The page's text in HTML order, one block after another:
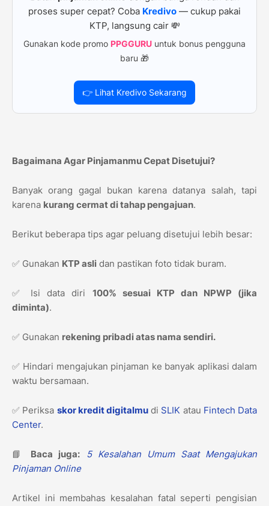
proses super cepat? Coba Kredivo — cukup pakai
KTP, langsung cair 💸
Gunakan kode promo PPGGURU untuk bonus pengguna
baru 🎁
👉 Lihat Kredivo Sekarang
Bagaimana Agar Pinjamanmu Cepat Disetujui?
Banyak orang gagal bukan karena datanya salah, tapi
karena kurang cermat di tahap pengajuan.
Berikut beberapa tips agar peluang disetujui lebih besar:
✅ Gunakan KTP asli dan pastikan foto tidak buram.
✅ Isi data diri 100% sesuai KTP dan NPWP (jika
diminta).
✅ Gunakan rekening pribadi atas nama sendiri.
✅ Hindari mengajukan pinjaman ke banyak aplikasi dalam
waktu bersamaan.
✅ Periksa skor kredit digitalmu di SLIK atau Fintech Data
Center.
📘 Baca juga:
5 Kesalahan Umum Saat Mengajukan
Pinjaman Online
Artikel ini membahas kesalahan fatal seperti pengisian